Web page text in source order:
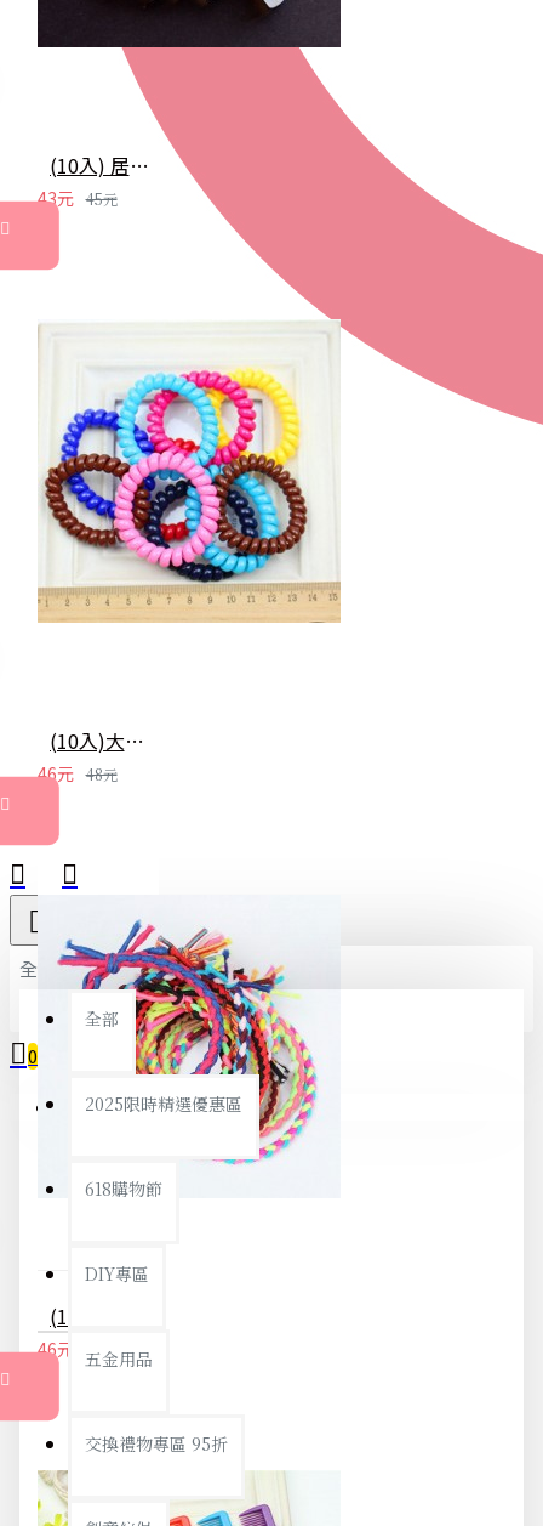
全部
全部
2025限時精選優惠區
618購物節
DIY專區
五金用品
交換禮物專區 95折
0
您的購物車內沒有商品！
(10入) 居家必備 萬能熱溶膠條
43元 45元
(10入)大號糖果色電話線髮圈 不留綁痕 不咬髮髮束
46元 48元
46元 48元